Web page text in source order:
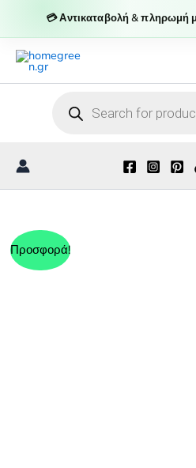
💳 Αντικαταβολή & πληρωμή
Μετάβαση
στο
περιεχόμενο
search
Προσφορά!